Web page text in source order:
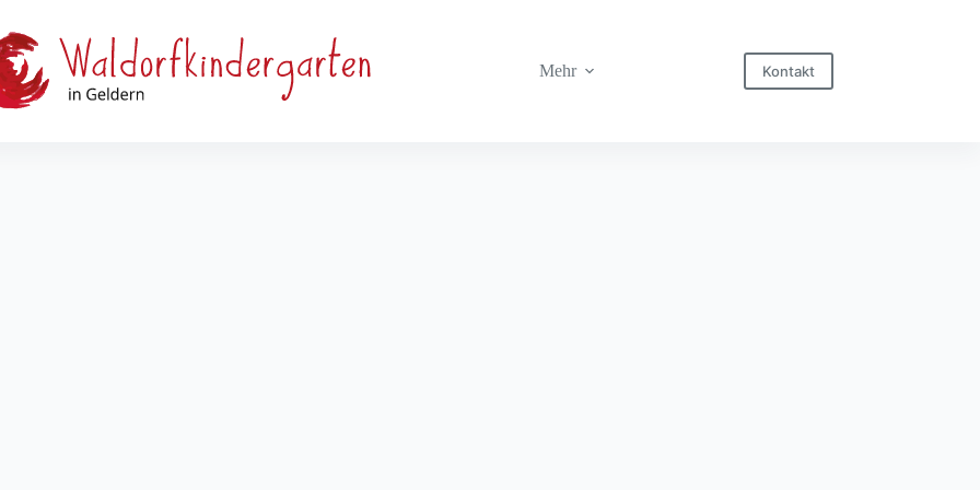
Mehr Kontakt